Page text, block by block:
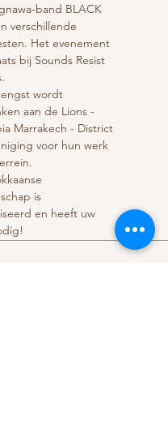
band BLACK
verschillende
Het evenement
bij Sounds Resist
wordt
aan de Lions -
Marrakech - District
voor hun werk
is
en heeft uw